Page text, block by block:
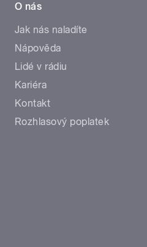
O nás
Jak nás naladíte
Nápověda
Lidé v rádiu
Kariéra
Kontakt
Rozhlasový poplatek